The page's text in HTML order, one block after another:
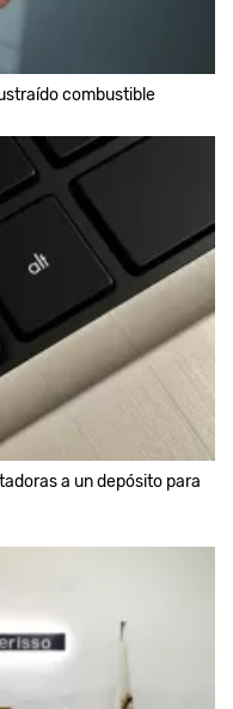
combustible
a un depósito para